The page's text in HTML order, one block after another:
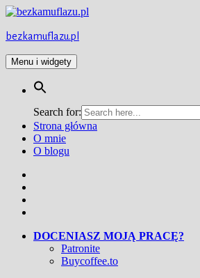
Przejdź
treści
bezkamuflazu.pl
Menu i widgety
Search for:
Strona główna
O mnie
O blogu
DOCENIASZ MOJĄ PRACĘ?
Patronite
Buycoffee.to